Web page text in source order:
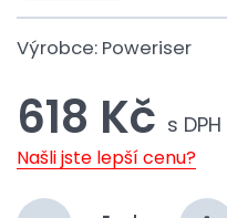
Výrobce: Poweriser
618 Kč s DPH
Našli jste lepší cenu?